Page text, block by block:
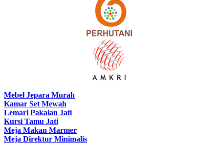
Mebel Jepara Murah
Kamar Set Mewah
Lemari Pakaian Jati
Kursi Tamu Jati
Meja Makan Marmer
Meja Direktur Minimalis